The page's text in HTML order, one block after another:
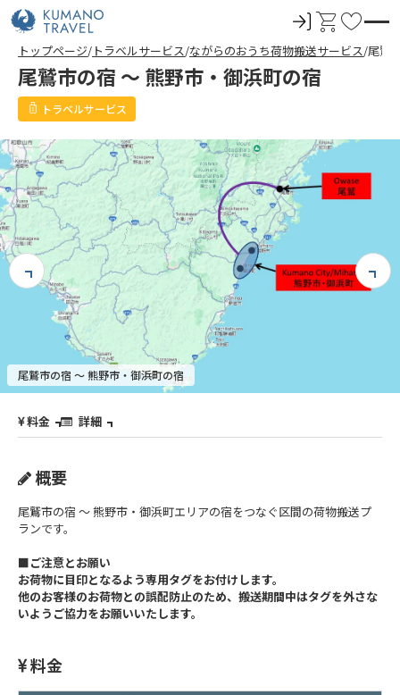
ロ
グ
イ
ン
カ
ー
ト
お
気
に
トップページ トラベルサービス ながらのおうち荷物搬送サービス 尾鷲
尾鷲市の宿 ～ 熊野市・御浜町の宿
トラベルサービス
尾鷲市の宿 ～ 熊野市・御浜町の宿
料金 詳細
概要
尾鷲市の宿 ～ 熊野市・御浜町エリアの宿をつなぐ区間の荷物搬送プ
ランです。
■ご注意とお願い
お荷物に目印となるよう専用タグをお付けします。
他のお客様のお荷物との誤配防止のため、搬送期間中はタグを外さな
いようご協力をお願いいたします。
料金